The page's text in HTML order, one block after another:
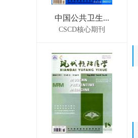
中国公共卫生...
CSCD核心期刊